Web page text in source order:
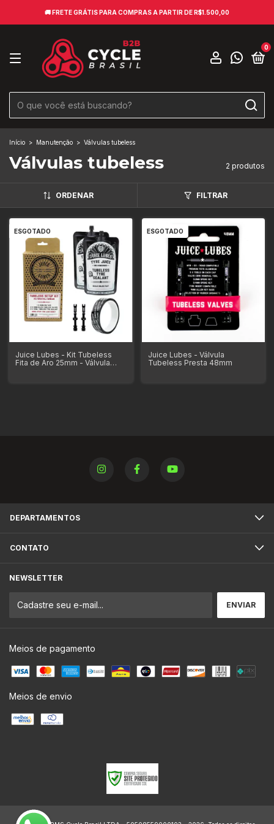
🚚​ FRETE GRÁTIS PARA COMPRAS A PARTIR DE R$1.500,00
0
Início > Manutenção > Válvulas tubeless
Válvulas tubeless 2 produtos
ORDENAR FILTRAR
ESGOTADO
Juice Lubes - Kit Tubeless
Fita de Aro 25mm - Válvula
ESGOTADO
Juice Lubes - Válvula
Tubeless Presta 48mm
DEPARTAMENTOS
CONTATO
NEWSLETTER
Meios de pagamento
Meios de envio